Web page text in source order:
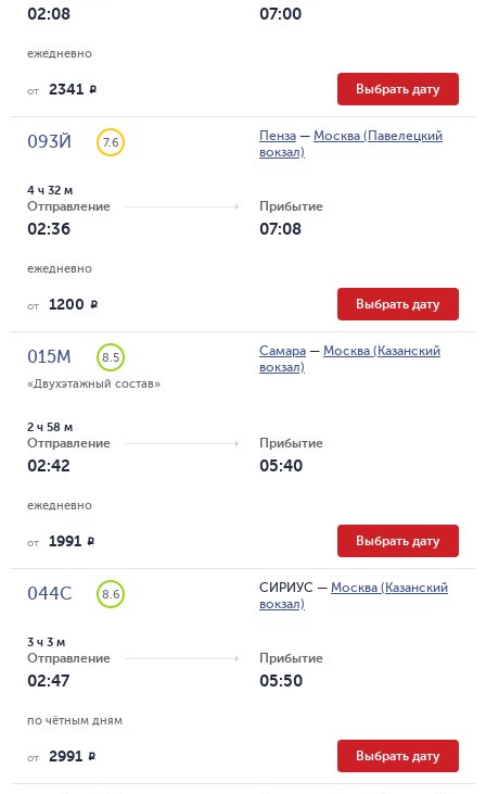
02:08 07:00
ежедневно
от 2341 R Выбрать дату
093Й 7.6 Пенза — Москва (Павелецкий
вокзал)
Отправление
02:36
4 ч 32 м
Прибытие
07:08
ежедневно
от 1200 R Выбрать дату
015М
8.5
«Двухэтажный состав»
Самара — Москва (Казанский
вокзал)
Отправление
02:42
2 ч 58 м
Прибытие
05:40
ежедневно
от 1991 R Выбрать дату
044С 8.6 СИРИУС — Москва (Казанский
вокзал)
Отправление
02:47
3 ч 3 м
Прибытие
05:50
по чётным дням
от 2991 R Выбрать дату